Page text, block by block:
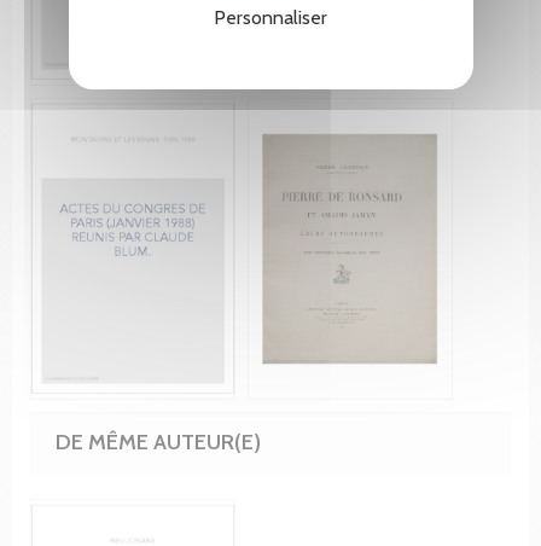
Personnaliser
DE MÊME AUTEUR(E)